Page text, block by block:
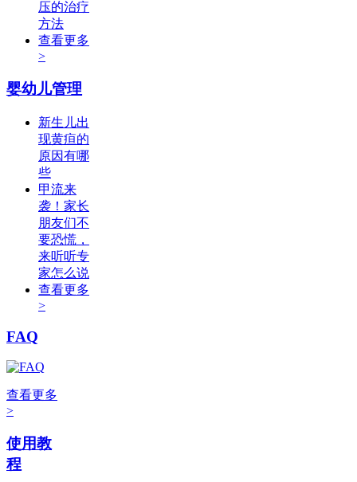
压的治疗
方法
查看更多
>
婴幼儿管理
新生儿出
现黄疸的
原因有哪
些
甲流来
袭！家长
朋友们不
要恐慌，
来听听专
家怎么说
查看更多
>
FAQ
查看更多
>
使用教
程